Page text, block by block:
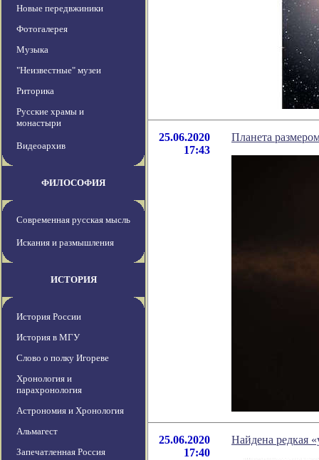
Новые передвжиники
Фотогалерея
Музыка
"Неизвестные" музеи
Риторика
Русские храмы и
монастыри
Видеоархив
ФИЛОСОФИЯ
Современная русская мысль
Искания и размышления
ИСТОРИЯ
История России
История в МГУ
Слово о полку Игореве
Хронология и
парахронология
Астрономия и Хронология
Альмагест
Запечатленная Россия
25.06.2020
17:43
Планета
25.06.2020
17:40
Найдена редкая